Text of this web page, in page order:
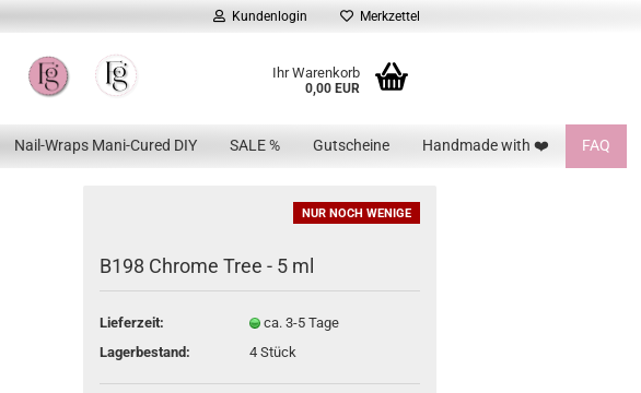
Kundenlogin
Passwort vergessen?
Merkzettel
Ihr Warenkorb
0,00 EUR
Nail-Wraps Mani-Cured DIY SALE % Gutscheine Handmade with ❤️ FAQ
NUR NOCH WENIGE
B198 Chrome Tree - 5 ml
Lieferzeit:
ca. 3-5 Tage
Lagerbestand:
4 Stück